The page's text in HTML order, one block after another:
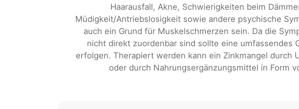
Haarausfall, Akne, Schwierigkeiten beim
Müdigkeit/Antriebslosigkeit sowie andere psychische
auch ein Grund für Muskelschmerzen sein. Da die
nicht direkt zuordenbar sind sollte eine umfassendes
erfolgen. Therapiert werden kann ein Zinkmangel durch
oder durch Nahrungsergänzungsmittel in Form